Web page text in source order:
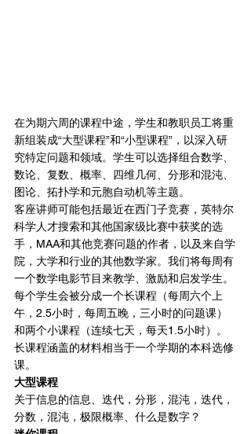
在为期六周的课程中途，学生和教职员工将重
新组装成“大型课程”和“小型课程”，以深入研
究特定问题和领域。学生可以选择组合数学、
数论、复数、概率、四维几何、分形和混沌、
图论、拓扑学和元胞自动机等主题。
客座讲师可能包括最近在西门子竞赛，英特尔
科学人才搜索和其他国家级比赛中获奖的选
手，MAA和其他竞赛问题的作者，以及来自学
院，大学和行业的其他数学家。我们将每周有
一个数学电影节目来教学、激励和启发学生。
每个学生会被分成一个长课程（每周六个上
午，2.5小时，每周五晚，三小时的问题课）
和两个小课程（连续七天，每天1.5小时）。
长课程涵盖的材料相当于一个学期的本科选修
课。
大型课程
关于信息的信息、迭代，分形，混沌，迭代，
分数，混沌，极限概率、什么是数字？